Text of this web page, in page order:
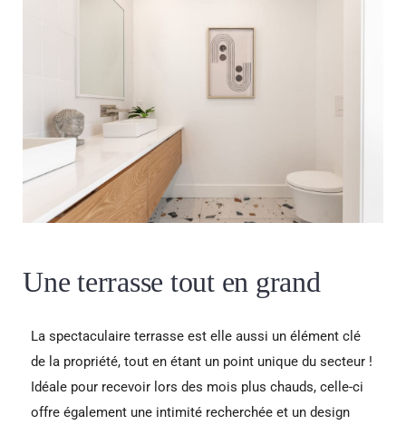
Une terrasse tout en grand
La spectaculaire terrasse est elle aussi un élément clé
de la propriété, tout en étant un point unique du secteur !
Idéale pour recevoir lors des mois plus chauds, celle-ci
offre également une intimité recherchée et un design